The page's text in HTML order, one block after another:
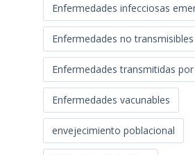
Enfermedades infecciosas
Enfermedades no transmisibles
Enfermedades transmitidas
Enfermedades vacunables
envejecimiento poblacional